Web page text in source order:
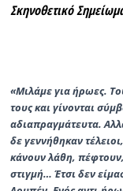
Σκηνοθετικό
«Μιλάμε για ήρωες.
τους και γίνονται
αδιαπραγμάτευτα.
δε γεννήθηκαν
κάνουν λάθη,
στιγμή… Έτσι δεν